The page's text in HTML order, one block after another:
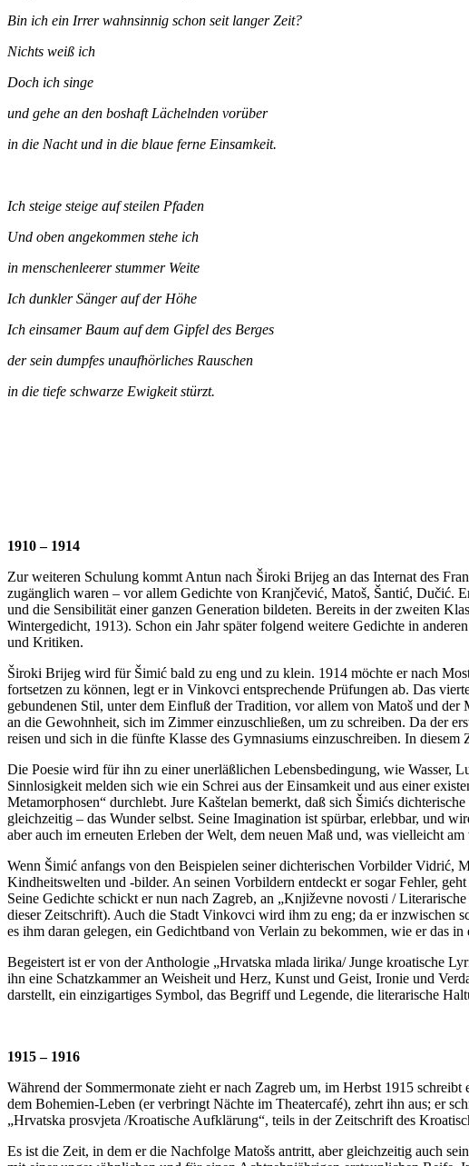
Bin ich ein Irrer wahnsinnig schon seit langer Zeit?
Nichts weiß ich
Doch ich singe
und gehe an den boshaft Lächelnden vorüber
in die Nacht und in die blaue ferne Einsamkeit.
Ich steige steige auf steilen Pfaden
Und oben angekommen stehe ich
in menschenleerer stummer Weite
Ich dunkler Sänger auf der Höhe
Ich einsamer Baum auf dem Gipfel des Berges
der sein dumpfes unaufhörliches Rauschen
in die tiefe schwarze Ewigkeit stürzt.
1910 – 1914
Zur weiteren Schulung kommt Antun nach Široki Brijeg an das Internat des
zugänglich waren – vor allem Gedichte von Kranjčević, Matoš, Šantić, Dučić.
und die Sensibilität einer ganzen Generation bildeten. Bereits in der zweiten
Wintergedicht, 1913). Schon ein Jahr später folgend weitere Gedichte in
und Kritiken.
Široki Brijeg wird für Šimić bald zu eng und zu klein. 1914 möchte er nach
fortsetzen zu können, legt er in Vinkovci entsprechende Prüfungen ab. Das
gebundenen Stil, unter dem Einfluß der Tradition, vor allem von Matoš und
an die Gewohnheit, sich im Zimmer einzuschließen, um zu schreiben. Da der
reisen und sich in die fünfte Klasse des Gymnasiums einzuschreiben. In
Die Poesie wird für ihn zu einer unerläßlichen Lebensbedingung, wie Wasser,
Sinnlosigkeit melden sich wie ein Schrei aus der Einsamkeit und aus einer
Metamorphosen“ durchlebt. Jure Kaštelan bemerkt, daß sich Šimićs
gleichzeitig – das Wunder selbst. Seine Imagination ist spürbar, erlebbar, und
aber auch im erneuten Erleben der Welt, dem neuen Maß und, was vielleicht
Wenn Šimić anfangs von den Beispielen seiner dichterischen Vorbilder Vidrić,
Kindheitswelten und -bilder. An seinen Vorbildern entdeckt er sogar Fehler,
Seine Gedichte schickt er nun nach Zagreb, an „Književne novosti /
dieser Zeitschrift). Auch die Stadt Vinkovci wird ihm zu eng; da er inzwischen
es ihm daran gelegen, ein Gedichtband von Verlain zu bekommen, wie er das
Begeistert ist er von der Anthologie „Hrvatska mlada lirika/ Junge kroatische
ihn eine Schatzkammer an Weisheit und Herz, Kunst und Geist, Ironie und
darstellt, ein einzigartiges Symbol, das Begriff und Legende, die literarische
1915 – 1916
Während der Sommermonate zieht er nach Zagreb um, im Herbst 1915
dem Bohemien-Leben (er verbringt Nächte im Theatercafé), zehrt ihn aus; er
„Hrvatska prosvjeta /Kroatische Aufklärung“, teils in der Zeitschrift des
Es ist die Zeit, in dem er die Nachfolge Matošs antritt, aber gleichzeitig auch